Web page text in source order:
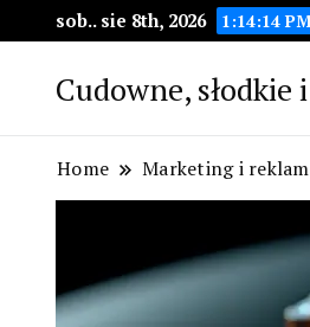
sob.. sie 8th, 2026 1:14:15
Cudowne, słodkie
Home Marketing i